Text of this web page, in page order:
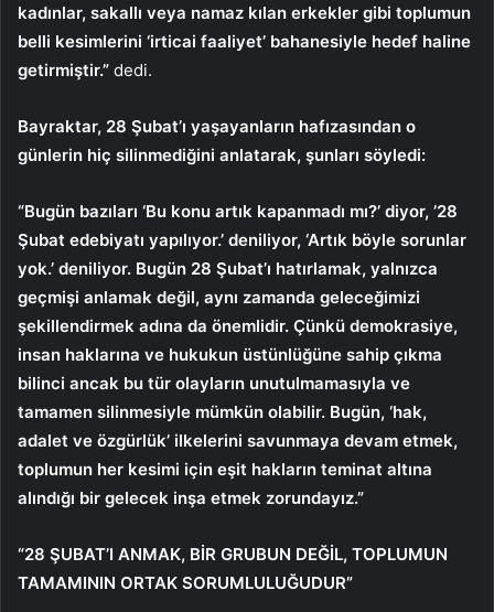
kadınlar, sakallı veya namaz kılan erkekler gibi toplumun
belli kesimlerini ‘irticai faaliyet’ bahanesiyle hedef haline
getirmiştir.” dedi.
Bayraktar, 28 Şubat’ı yaşayanların hafızasından o
günlerin hiç silinmediğini anlatarak, şunları söyledi:
“Bugün bazıları ‘Bu konu artık kapanmadı mı?’ diyor, ’28
Şubat edebiyatı yapılıyor.’ deniliyor, ‘Artık böyle sorunlar
yok.’ deniliyor. Bugün 28 Şubat’ı hatırlamak, yalnızca
geçmişi anlamak değil, aynı zamanda geleceğimizi
şekillendirmek adına da önemlidir. Çünkü demokrasiye,
insan haklarına ve hukukun üstünlüğüne sahip çıkma
bilinci ancak bu tür olayların unutulmamasıyla ve
tamamen silinmesiyle mümkün olabilir. Bugün, ‘hak,
adalet ve özgürlük’ ilkelerini savunmaya devam etmek,
toplumun her kesimi için eşit hakların teminat altına
alındığı bir gelecek inşa etmek zorundayız.”
“28 ŞUBAT’I ANMAK, BİR GRUBUN DEĞİL, TOPLUMUN
TAMAMININ ORTAK SORUMLULUĞUDUR”